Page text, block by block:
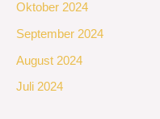
Oktober 2024
September 2024
August 2024
Juli 2024